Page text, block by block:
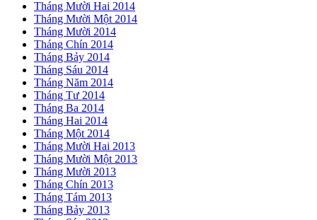
Tháng Mười Hai 2014
Tháng Mười Một 2014
Tháng Mười 2014
Tháng Chín 2014
Tháng Bảy 2014
Tháng Sáu 2014
Tháng Năm 2014
Tháng Tư 2014
Tháng Ba 2014
Tháng Hai 2014
Tháng Một 2014
Tháng Mười Hai 2013
Tháng Mười Một 2013
Tháng Mười 2013
Tháng Chín 2013
Tháng Tám 2013
Tháng Bảy 2013